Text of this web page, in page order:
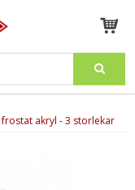
akryl - 3 storlekar